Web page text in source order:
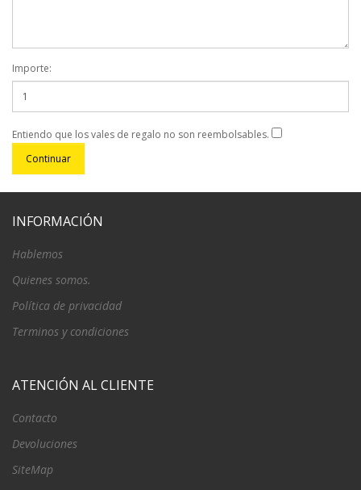
Importe:
Entiendo que los vales de regalo no son reembolsables.
INFORMACIÓN
Hablemos
Quienes somos.
Política de privacidad
Terminos y condiciones
ATENCIÓN AL CLIENTE
Contacto
Devoluciones
SiteMap